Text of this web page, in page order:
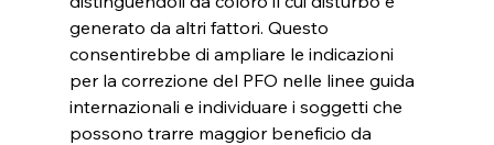
generato da altri fattori. Questo
consentirebbe di ampliare le indicazioni
per la correzione del PFO nelle linee guida
internazionali e individuare i soggetti che
possono trarre maggior beneficio da